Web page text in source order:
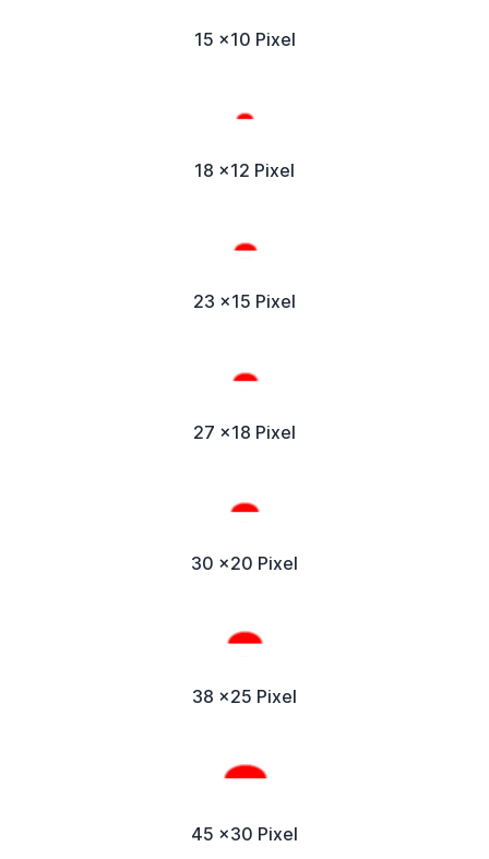
15 x10 Pixel
18 x12 Pixel
23 x15 Pixel
27 x18 Pixel
30 x20 Pixel
38 x25 Pixel
45 x30 Pixel